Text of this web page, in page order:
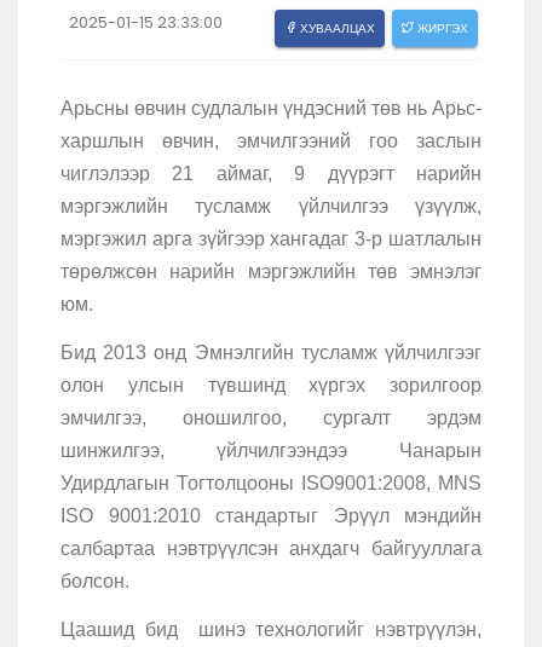
2025-01-15 23:33:00 ХУВААЛЦАХ ЖИРГЭХ
Арьсны өвчин судлалын үндэсний төв нь Арьс-
харшлын өвчин, эмчилгээний гоо заслын
чиглэлээр 21 аймаг, 9 дүүрэгт нарийн
мэргэжлийн тусламж үйлчилгээ үзүүлж,
мэргэжил арга зүйгээр хангадаг 3-р шатлалын
төрөлжсөн нарийн мэргэжлийн төв эмнэлэг
юм.
Бид 2013 онд Эмнэлгийн тусламж үйлчилгээг
олон улсын түвшинд хүргэх зорилгоор
эмчилгээ, оношилгоо, сургалт эрдэм
шинжилгээ, үйлчилгээндээ Чанарын
Удирдлагын Тогтолцооны ISO9001:2008, MNS
ISO 9001:2010 стандартыг Эрүүл мэндийн
салбартаа нэвтрүүлсэн анхдагч байгууллага
болсон.
Цаашид бид шинэ технологийг нэвтрүүлэн,